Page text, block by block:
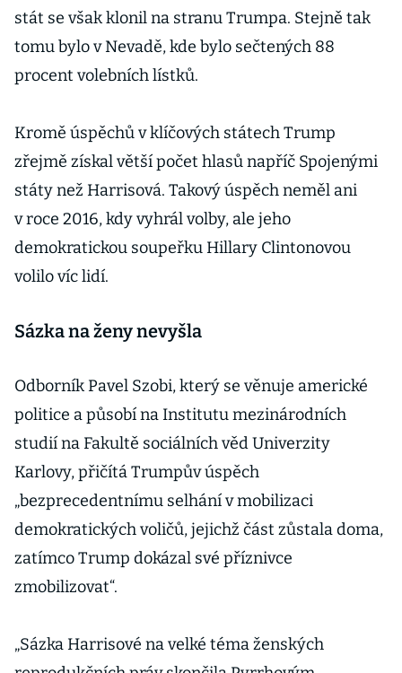
stát se však klonil na stranu Trumpa. Stejně tak
tomu bylo v Nevadě, kde bylo sečtených 88
procent volebních lístků.
Kromě úspěchů v klíčových státech Trump
zřejmě získal větší počet hlasů napříč Spojenými
státy než Harrisová. Takový úspěch neměl ani
v roce 2016, kdy vyhrál volby, ale jeho
demokratickou soupeřku Hillary Clintonovou
volilo víc lidí.
Sázka na ženy nevyšla
Odborník Pavel Szobi, který se věnuje americké
politice a působí na Institutu mezinárodních
studií na Fakultě sociálních věd Univerzity
Karlovy, přičítá Trumpův úspěch
„bezprecedentnímu selhání v mobilizaci
demokratických voličů, jejichž část zůstala doma,
zatímco Trump dokázal své příznivce
zmobilizovat“.
„Sázka Harrisové na velké téma ženských